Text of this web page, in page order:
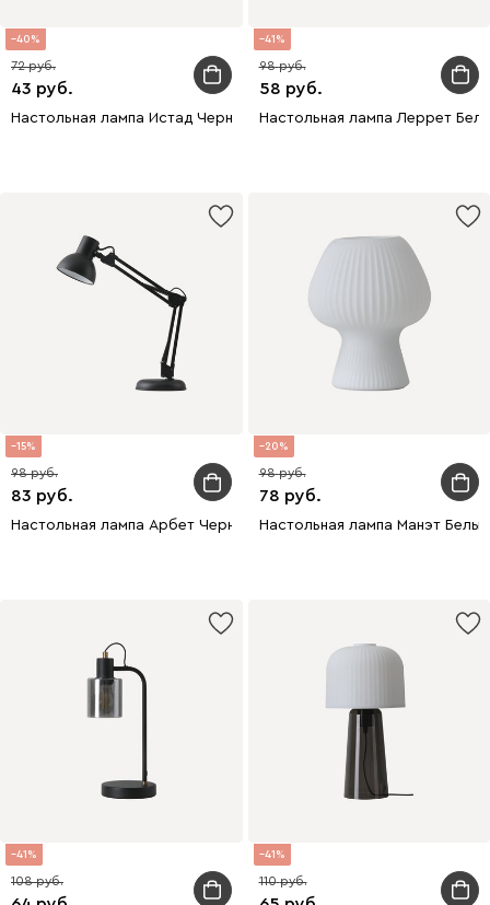
40
43
72
Настольная лампа Истад Черный
41
58
98
Настольная лампа Леррет
15
83
98
Настольная лампа Арбет Черный
20
78
98
Настольная лампа Манэт Белый
41
108
41
110